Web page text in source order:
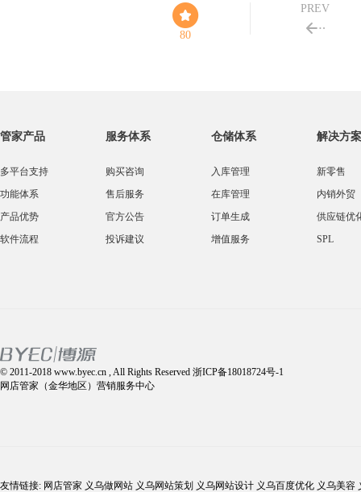
80
PREV
管家产品
多平台支持
功能体系
产品优势
软件流程
服务体系
购买咨询
售后服务
官方公告
投诉建议
仓储体系
入库管理
在库管理
订单生成
增值服务
解决方案
新零售
内销外贸
供应链优
SPL
© 2011-2018 www.byec.cn , All Rights Reserved 浙ICP备18018724号-1
网店管家（金华地区）营销服务中心
友情链接: 网店管家 义乌做网站 义乌网站策划 义乌网站设计 义乌百度优化 义乌美